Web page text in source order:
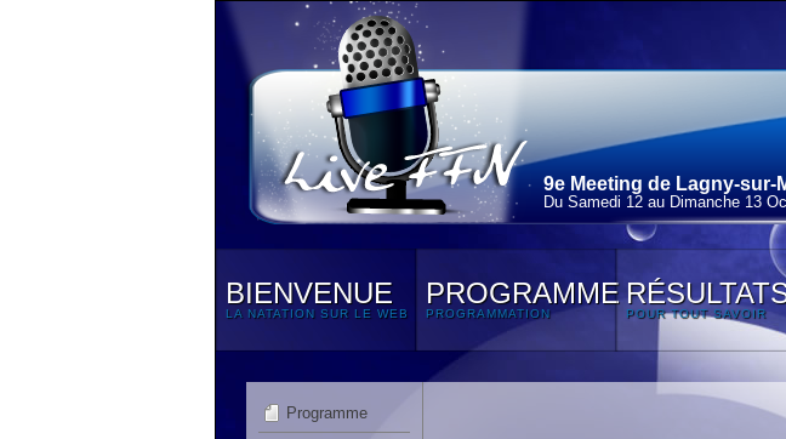
9e Meeting de Lagny-sur-
Du Samedi 12 au Dimanche 13
BIENVENUE
LA NATATION SUR LE WEB
PROGRAMME
PROGRAMMATION POUR TOUT SAVOIR
Programme